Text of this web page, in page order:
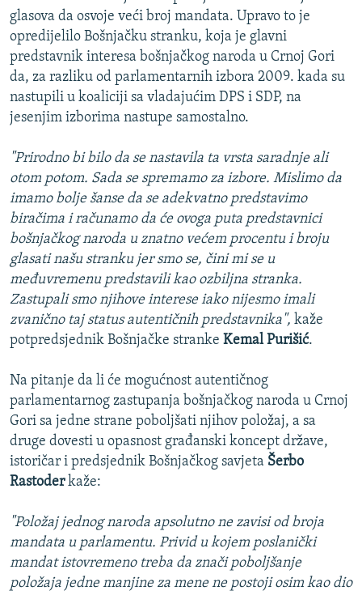
glasova da osvoje veći broj mandata. Upravo to je
opredijelilo Bošnjačku stranku, koja je glavni
predstavnik interesa bošnjačkog naroda u Crnoj Gori
da, za razliku od parlamentarnih izbora 2009. kada su
nastupili u koaliciji sa vladajućim DPS i SDP, na
jesenjim izborima nastupe samostalno.
"Prirodno bi bilo da se nastavila ta vrsta saradnje ali
otom potom. Sada se spremamo za izbore. Mislimo da
imamo bolje šanse da se adekvatno predstavimo
biračima i računamo da će ovoga puta predstavnici
bošnjačkog naroda u znatno većem procentu i broju
glasati našu stranku jer smo se, čini mi se u
međuvremenu predstavili kao ozbiljna stranka.
Zastupali smo njihove interese iako nijesmo imali
zvanično taj status autentičnih predstavnika", kaže
potpredsjednik Bošnjačke stranke Kemal Purišić.
Na pitanje da li će mogućnost autentičnog
parlamentarnog zastupanja bošnjačkog naroda u Crnoj
Gori sa jedne strane poboljšati njihov položaj, a sa
druge dovesti u opasnost građanski koncept države,
istoričar i predsjednik Bošnjačkog savjeta Šerbo
Rastoderkaže:
"Položaj jednog naroda apsolutno ne zavisi od broja
mandata u parlamentu. Privid u kojem poslanički
mandat istovremeno treba da znači poboljšanje
položaja jedne manjine za mene ne postoji osim kao dio